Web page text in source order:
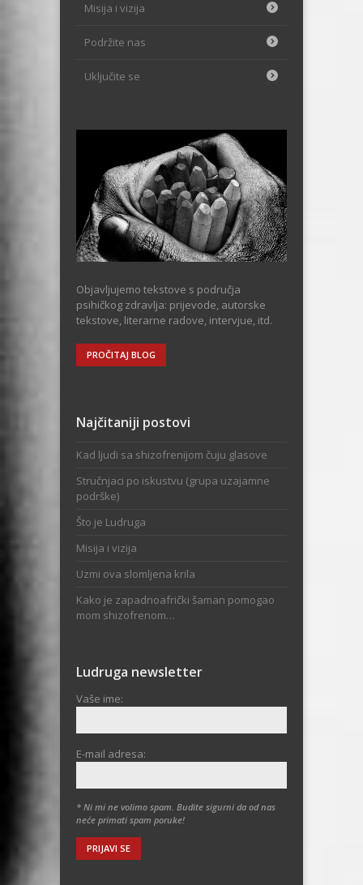
Misija i vizija
Podržite nas
Uključite se
Objavljujemo tekstove s područja
psihičkog zdravlja: prijevode, autorske
tekstove, literarne radove, intervjue, itd.
PROČITAJ BLOG
Najčitaniji postovi
Kad ljudi sa shizofrenijom čuju glasove
Stručnjaci po iskustvu (grupa uzajamne
podrške)
Što je Ludruga
Misija i vizija
Uzmi ova slomljena krila
Kako je zapadnoafrički šaman pomogao
mom shizofrenom…
Ludruga newsletter
Vaše ime:
E-mail adresa:
* Ni mi ne volimo spam. Budite sigurni da od nas
neće primati spam poruke!